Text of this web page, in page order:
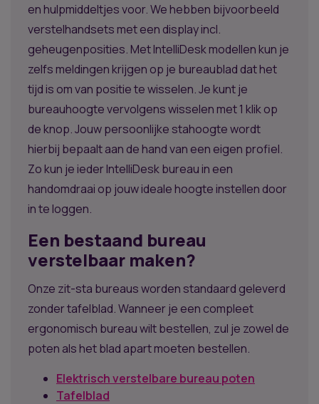
en hulpmiddeltjes voor. We hebben bijvoorbeeld
verstelhandsets met een display incl.
geheugenposities. Met IntelliDesk modellen kun je
zelfs meldingen krijgen op je bureaublad dat het
tijd is om van positie te wisselen. Je kunt je
bureauhoogte vervolgens wisselen met 1 klik op
de knop. Jouw persoonlijke stahoogte wordt
hierbij bepaalt aan de hand van een eigen profiel.
Zo kun je ieder IntelliDesk bureau in een
handomdraai op jouw ideale hoogte instellen door
in te loggen.
Een bestaand bureau
verstelbaar maken?
Onze zit-sta bureaus worden standaard geleverd
zonder tafelblad. Wanneer je een compleet
ergonomisch bureau wilt bestellen, zul je zowel de
poten als het blad apart moeten bestellen.
Elektrisch verstelbare bureau poten
Tafelblad